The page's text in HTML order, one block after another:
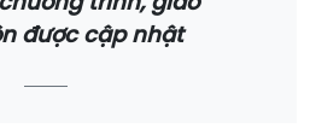
được cập nhật